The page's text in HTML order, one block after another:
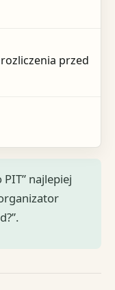
przed
najlepiej